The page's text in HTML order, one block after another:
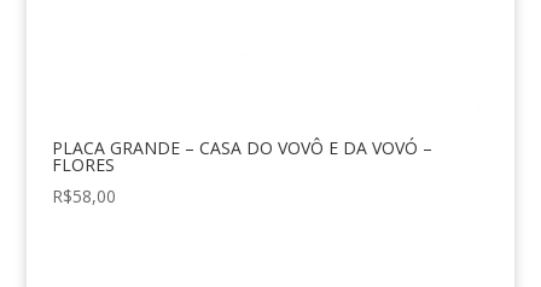
PLACA GRANDE – CASA DO VOVÔ E DA VOVÓ –
FLORES
R$58,00